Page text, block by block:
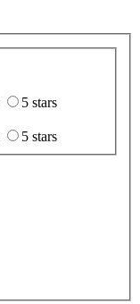
5 stars
5 stars